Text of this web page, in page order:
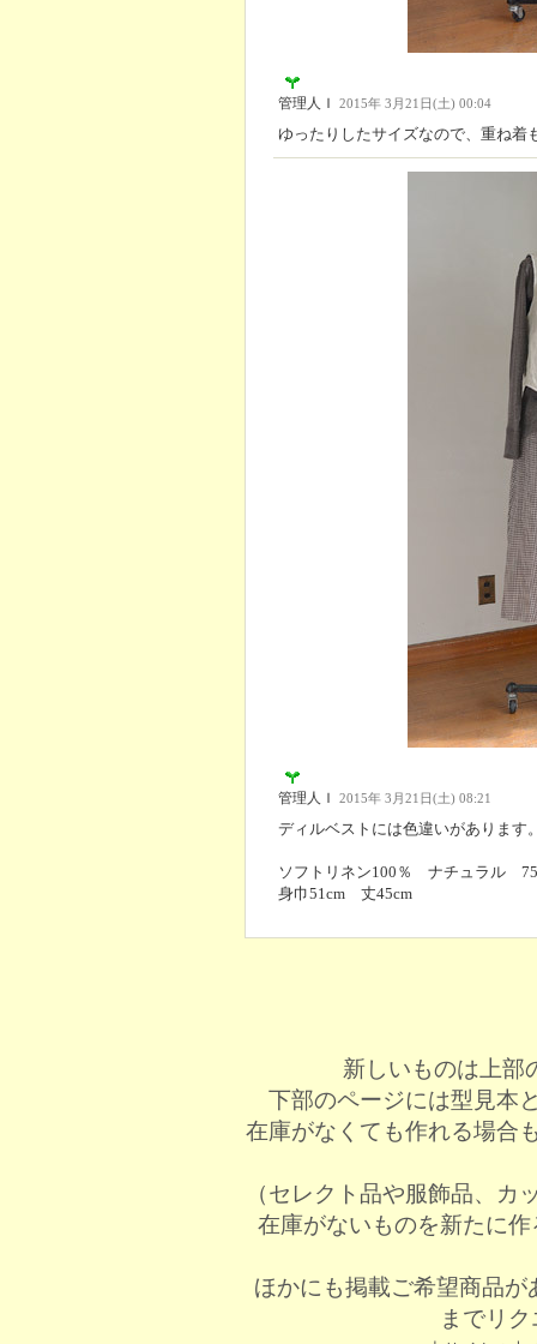
管理人Ｉ 2015年 3月21日(土) 00:04
ゆったりしたサイズなので、重ね着
管理人Ｉ 2015年 3月21日(土) 08:21
ディルベストには色違いがあります
ソフトリネン100％ ナチュラル
身巾51cm 丈45cm
新しいものは上部
下部のページには型見本
在庫がなくても作れる場合
（セレクト品や服飾品、
在庫がないものを新たに
ほかにも掲載ご希望商品が
までリ